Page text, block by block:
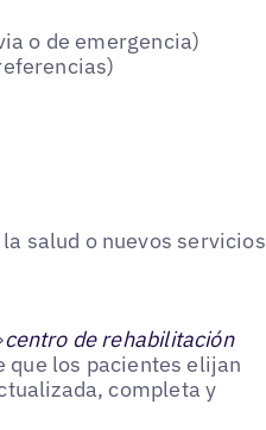
o de emergencia)
salud o nuevos servicios
centro de rehabilitación
que los pacientes elijan
completa y